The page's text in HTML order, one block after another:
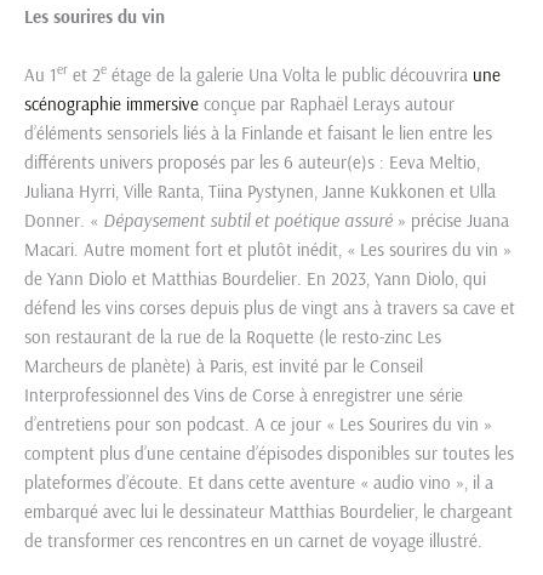
Les sourires du vin
Au 1er et 2e étage de la galerie Una Volta le public découvrira une
scénographie immersive conçue par Raphaël Lerays autour
d’éléments sensoriels liés à la Finlande et faisant le lien entre les
différents univers proposés par les 6 auteur(e)s : Eeva Meltio,
Juliana Hyrri, Ville Ranta, Tiina Pystynen, Janne Kukkonen et Ulla
Donner. « Dépaysement subtil et poétique assuré » précise Juana
Macari. Autre moment fort et plutôt inédit, « Les sourires du vin »
de Yann Diolo et Matthias Bourdelier. En 2023, Yann Diolo, qui
défend les vins corses depuis plus de vingt ans à travers sa cave et
son restaurant de la rue de la Roquette (le resto-zinc Les
Marcheurs de planète) à Paris, est invité par le Conseil
Interprofessionnel des Vins de Corse à enregistrer une série
d’entretiens pour son podcast. A ce jour « Les Sourires du vin »
comptent plus d’une centaine d’épisodes disponibles sur toutes les
plateformes d’écoute. Et dans cette aventure « audio vino », il a
embarqué avec lui le dessinateur Matthias Bourdelier, le chargeant
de transformer ces rencontres en un carnet de voyage illustré.